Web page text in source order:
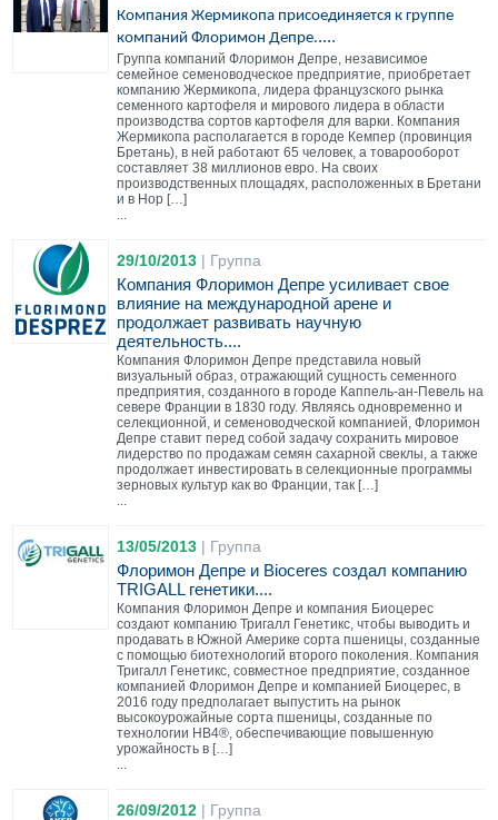
Компания Жермикопа присоединяется к группе
компаний Флоримон Депре.....
Группа компаний Флоримон Депре, независимое
семейное семеноводческое предприятие, приобретает
компанию Жермикопа, лидера французского рынка
семенного картофеля и мирового лидера в области
производства сортов картофеля для варки. Компания
Жермикопа располагается в городе Кемпер (провинция
Бретань), в ней работают 65 человек, а товарооборот
составляет 38 миллионов евро. На своих
производственных площадях, расположенных в Бретани
и в Нор […]
...
29/10/2013| Группа
Компания Флоримон Депре усиливает свое
влияние на международной арене и
продолжает развивать научную
деятельность....
Компания Флоримон Депре представила новый
визуальный образ, отражающий сущность семенного
предприятия, созданного в городе Каппель-ан-Певель на
севере Франции в 1830 году. Являясь одновременно и
селекционной, и семеноводческой компанией, Флоримон
Депре ставит перед собой задачу сохранить мировое
лидерство по продажам семян сахарной свеклы, а также
продолжает инвестировать в селекционные программы
зерновых культур как во Франции, так […]
...
13/05/2013| Группа
Флоримон Депре и Bioceres создал компанию
TRIGALL генетики....
Компания Флоримон Депре и компания Биоцерес
создают компанию Тригалл Генетикс, чтобы выводить и
продавать в Южной Америке сорта пшеницы, созданные
с помощью биотехнологий второго поколения. Компания
Тригалл Генетикс, совместное предприятие, созданное
компанией Флоримон Депре и компанией Биоцерес, в
2016 году предполагает выпустить на рынок
высокоурожайные сорта пшеницы, созданные по
технологии HB4®, обеспечивающие повышенную
урожайность в […]
...
26/09/2012| Группа